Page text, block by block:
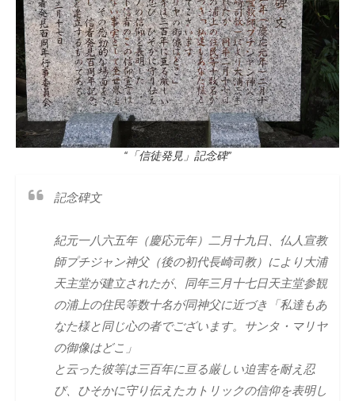
“「信徒発見」記念碑”
記念碑文
紀元一八六五年（慶応元年）二月十九日、仏人宣教
師プチジャン神父（後の初代長崎司教）により大浦
天主堂が建立されたが、同年三月十七日天主堂参観
の浦上の住民等数十名が同神父に近づき「私達もあ
なた様と同じ心の者でございます。サンタ・マリヤ
の御像はどこ」
と云った彼等は三百年に亘る厳しい迫害を耐え忍
び、ひそかに守り伝えたカトリックの信仰を表明し